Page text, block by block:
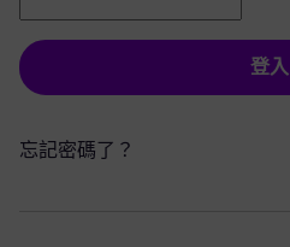
登入
忘記密碼了？